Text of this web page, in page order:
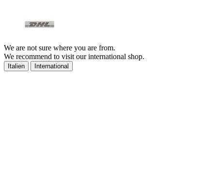
We are not sure where you are from.
We recommend to visit our international shop.
Italien International